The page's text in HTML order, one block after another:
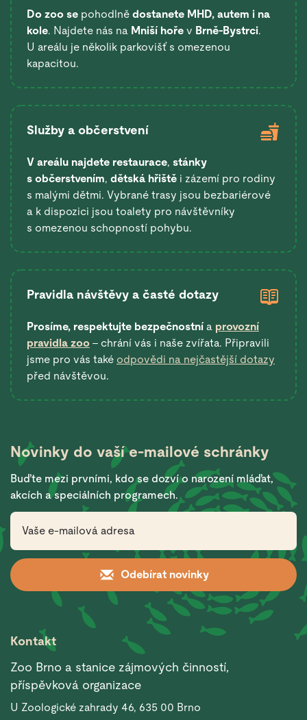
Do zoo se pohodlně dostanete MHD, autem i na
kole. Najdete nás na Mniší hoře v Brně-Bystrci.
U areálu je několik parkovišť s omezenou
kapacitou.
Služby a občerstvení
V areálu najdete restaurace, stánky
s občerstvením, dětská hřiště i zázemí pro rodiny
s malými dětmi. Vybrané trasy jsou bezbariérové
a k dispozici jsou toalety pro návštěvníky
s omezenou schopností pohybu.
Pravidla návštěvy a časté dotazy
Prosíme, respektujte bezpečnostní a provozní
pravidla zoo – chrání vás i naše zvířata. Připravili
jsme pro vás také odpovědi na nejčastější dotazy
před návštěvou.
Novinky do vašíe-mailové schránky
Buďte mezi prvními, kdo se dozví o narození mláďat,
akcích a speciálních programech.
Odebírat novinky
Kontakt
Zoo Brno a stanice zájmových činností,
příspěvková organizace
U Zoologické zahrady 46, 635 00 Brno